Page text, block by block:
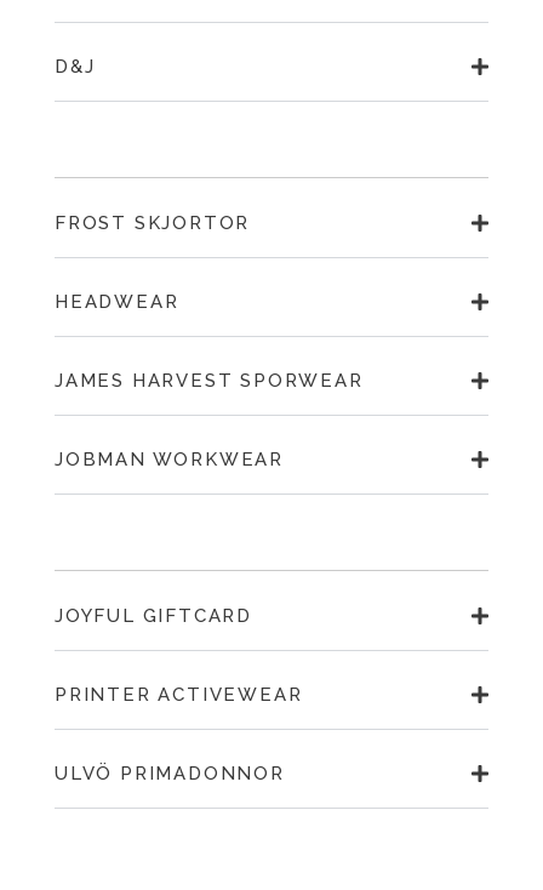
D&J
FROST SKJORTOR
HEADWEAR
JAMES HARVEST SPORWEAR
JOBMAN WORKWEAR
JOYFUL GIFTCARD
PRINTER ACTIVEWEAR
ULVÖ PRIMADONNOR